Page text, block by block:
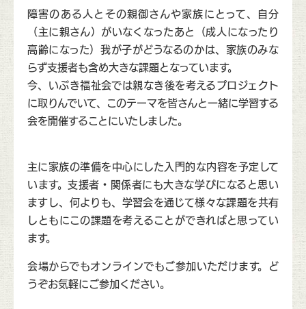
障害のある人とその親御さんや家族にとって、自分
（主に親さん）がいなくなったあと（成人になったり
高齢になった）我が子がどうなるのかは、家族のみな
らず支援者も含め大きな課題となっています。
今、いぶき福祉会では親なき後を考えるプロジェクト
に取りんでいて、このテーマを皆さんと一緒に学習する
会を開催することにいたしました。
主に家族の準備を中心にした入門的な内容を予定して
います。支援者・関係者にも大きな学びになると思い
ますし、何よりも、学習会を通じて様々な課題を共有
しともにこの課題を考えることができればと思ってい
ます。
会場からでもオンラインでもご参加いただけます。ど
うぞお気軽にご参加ください。